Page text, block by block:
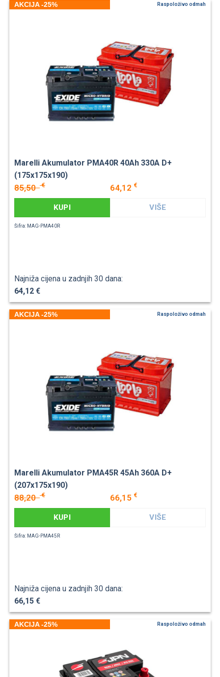
AKCIJA -25% Raspoloživo odmah
Marelli Akumulator PMA40R 40Ah 330A D+
(175x175x190)
85,50€ 64,12 €
KUPI VIŠE
Šifra: MAG-PMA40R
Najniža cijena u zadnjih 30 dana:
64,12 €
AKCIJA -25% Raspoloživo odmah
Marelli Akumulator PMA45R 45Ah 360A D+
(207x175x190)
88,20€ 66,15 €
KUPI VIŠE
Šifra: MAG-PMA45R
Najniža cijena u zadnjih 30 dana:
66,15 €
AKCIJA -25% Raspoloživo odmah